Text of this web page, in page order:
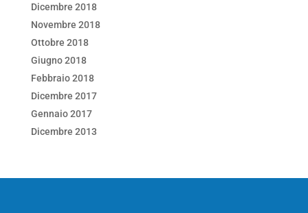
Dicembre 2018
Novembre 2018
Ottobre 2018
Giugno 2018
Febbraio 2018
Dicembre 2017
Gennaio 2017
Dicembre 2013